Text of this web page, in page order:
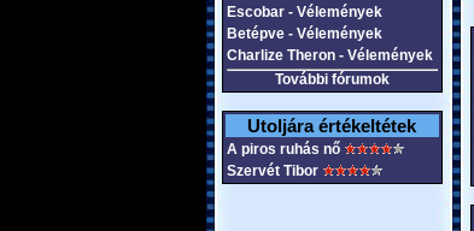
Escobar - Vélemények
Betépve - Vélemények
Charlize Theron - Vélemények
További fórumok
Utoljára értékeltétek
A piros ruhás nő
Szervét Tibor